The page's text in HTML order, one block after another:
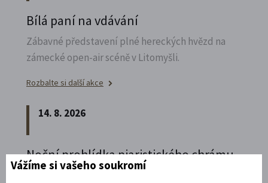
Bílá paní na vdávání
Zábavné představení plné hereckých hvězd na
zámecké open-air scéně v Litomyšli.
Rozbalte si další akce
14. 8. 2026
Noční prohlídka piaristického chrámu
Vážíme si vašeho soukromí